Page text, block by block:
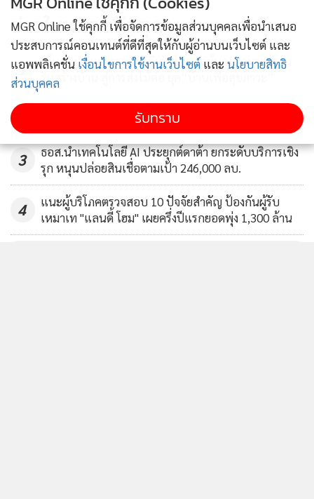
ข่าวในหมวดล่าสุด
1
เส้นทาง 3 ทศวรรษ “พีดีเฮ้าส์” จากผู้บุกเบิกมาตรฐาน
รับสร้างบ้าน สู่การส่งไม้ต่อ ยุค“บ้านเพื่อสุขภาวะ”
3
ธอส.นำเทคโนโลยี AI ประยุกต์ดาต้า ยกระดับบริการเชิง
รุก หนุนปล่อยสินเชื่อตามเป้า 246,000 ลบ.
4
แนะผู้บริโภคตรวจสอบ 10 ปัจจัยสำคัญ ป้องกันผู้รับ
เหมาเท "แลนดี้ โฮม" เผยครึ่งปีแรกยอดพุ่ง 1,300 ล้าน
MGR Online ใช้คุกกี้ เพื่อจัดการข้อมูลส่วนบุคคลเพื่อนำเสนอ
ประสบการณ์คอนเทนต์ที่ดีที่สุดให้กับผู้อ่านบนเว็บไซต์ และ
แอพพลิเคชั่น เงื่อนไขการใช้งานเว็บไซต์ และ นโยบายสิทธิ
ส่วนบุคคล
รับทราบ